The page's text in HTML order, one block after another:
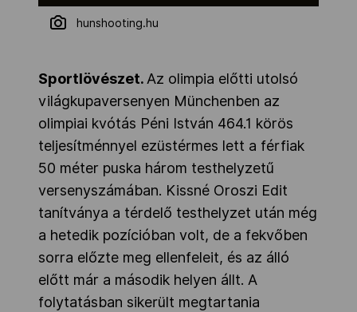
hunshooting.hu
Sportlövészet. Az olimpia előtti utolsó
világkupaversenyen Münchenben az
olimpiai kvótás Péni István 464.1 körös
teljesítménnyel ezüstérmes lett a férfiak
50 méter puska három testhelyzetű
versenyszámában. Kissné Oroszi Edit
tanítványa a térdelő testhelyzet után még
a hetedik pozícióban volt, de a fekvőben
sorra előzte meg ellenfeleit, és az álló
előtt már a második helyen állt. A
folytatásban sikerült megtartania